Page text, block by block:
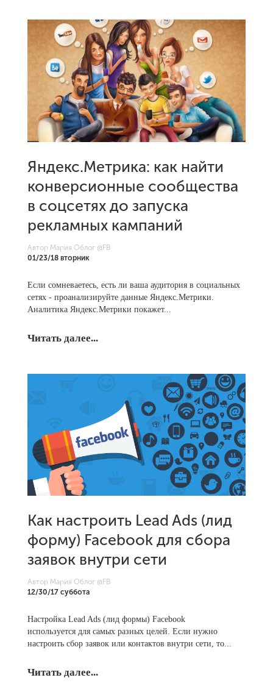
Яндекс.Метрика: как найти
конверсионные сообщества
в соцсетях до запуска
рекламных кампаний
Автор Мария Облог @FB
01/23/18 вторник
Если сомневаетесь, есть ли ваша аудитория в социальных
сетях - проанализируйте данные Яндекс.Метрики.
Аналитика Яндекс.Метрики покажет...
Читать далее...
Как настроить Lead Ads (лид
форму) Facebook для сбора
заявок внутри сети
Автор Мария Облог @FB
12/30/17 суббота
Настройка Lead Ads (лид формы) Facebook
используется для самых разных целей. Если нужно
настроить сбор заявок или контактов внутри сети, то...
Читать далее...